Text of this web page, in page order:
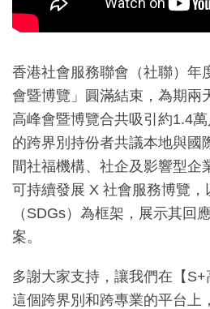
香港社會服務聯會（社聯）年
會暨博覽」圓滿結束，為期兩
高峰會暨博覽合共吸引約1.4
的跨界別持份者共議本地與國
間社福機構、社企及影響型企
可持續發展 X 社會服務博覽
（SDGs）為框架，展示其回
案。
多謝大家支持，讓我們在【S+
這個跨界別和跨專業的平台上